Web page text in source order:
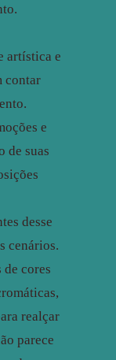
artística e
contar
e
de suas
desse
cenários.
de cores
realçar
parece